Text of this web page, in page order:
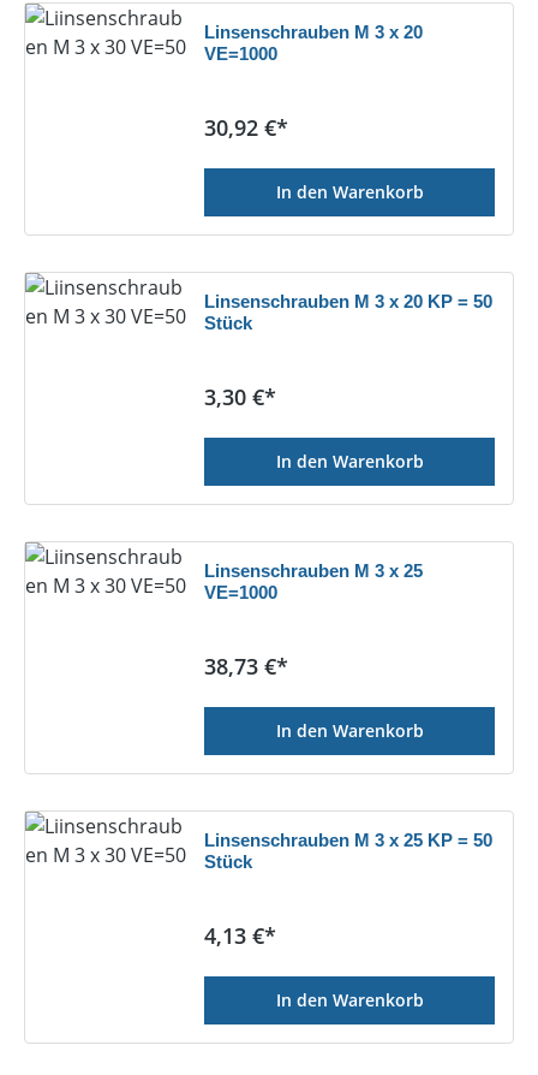
Linsenschrauben M 3 x 20
VE=1000
Regulärer Preis:
30,92 €*
In den Warenkorb
Linsenschrauben M 3 x 20 KP = 50
Stück
Regulärer Preis:
3,30 €*
In den Warenkorb
Linsenschrauben M 3 x 25
VE=1000
Regulärer Preis:
38,73 €*
In den Warenkorb
Linsenschrauben M 3 x 25 KP = 50
Stück
Regulärer Preis:
4,13 €*
In den Warenkorb